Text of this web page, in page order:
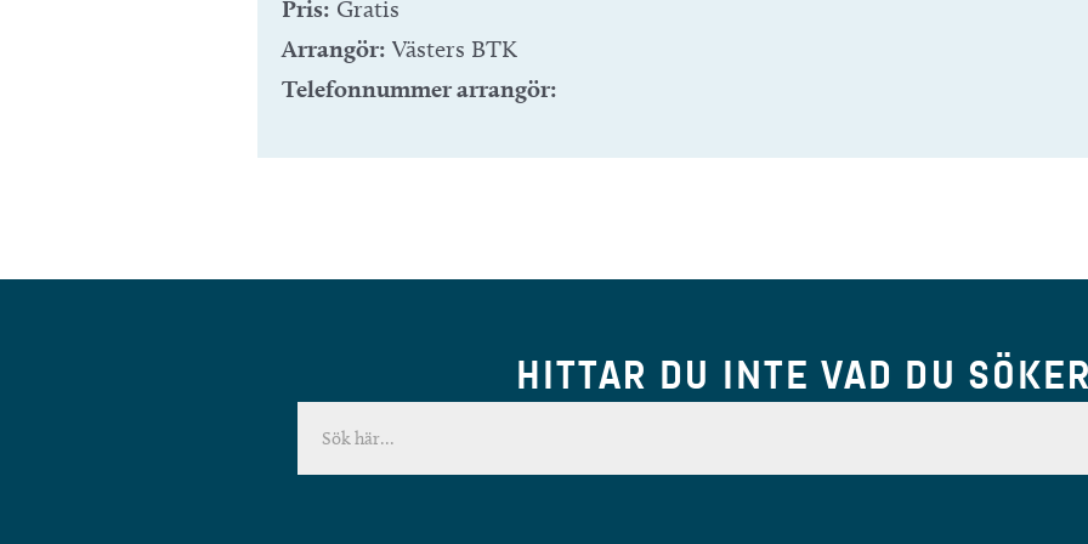
Pris: Gratis
Arrangör: Västers BTK
Telefonnummer arrangör:
HITTAR DU INTE VAD DU